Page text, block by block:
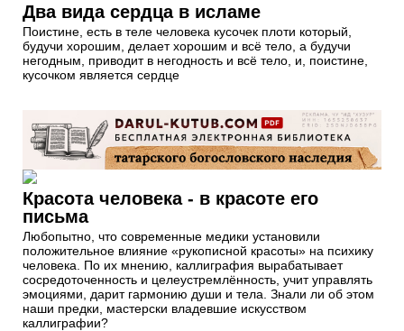
Два вида сердца в исламе
Поистине, есть в теле человека кусочек плоти который,
будучи хорошим, делает хорошим и всё тело, а будучи
негодным, приводит в негодность и всё тело, и, поистине,
кусочком является сердце
Красота человека - в красоте его
письма
Любопытно, что современные медики установили
положительное влияние «рукописной красоты» на психику
человека. По их мнению, каллиграфия вырабатывает
сосредоточенность и целеустремлённость, учит управлять
эмоциями, дарит гармонию души и тела. Знали ли об этом
наши предки, мастерски владевшие искусством
каллиграфии?